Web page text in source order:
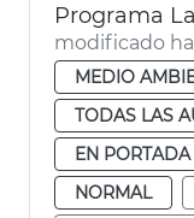
Programa
modificado
MEDIO
TODAS LAS
EN PORTADA
NORMAL